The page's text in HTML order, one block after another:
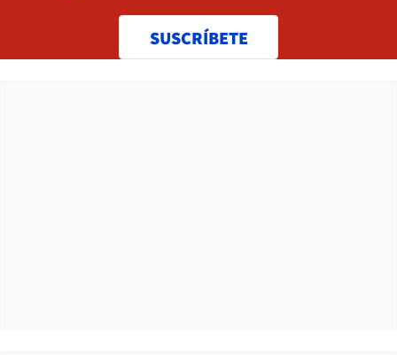
SUSCRÍBETE